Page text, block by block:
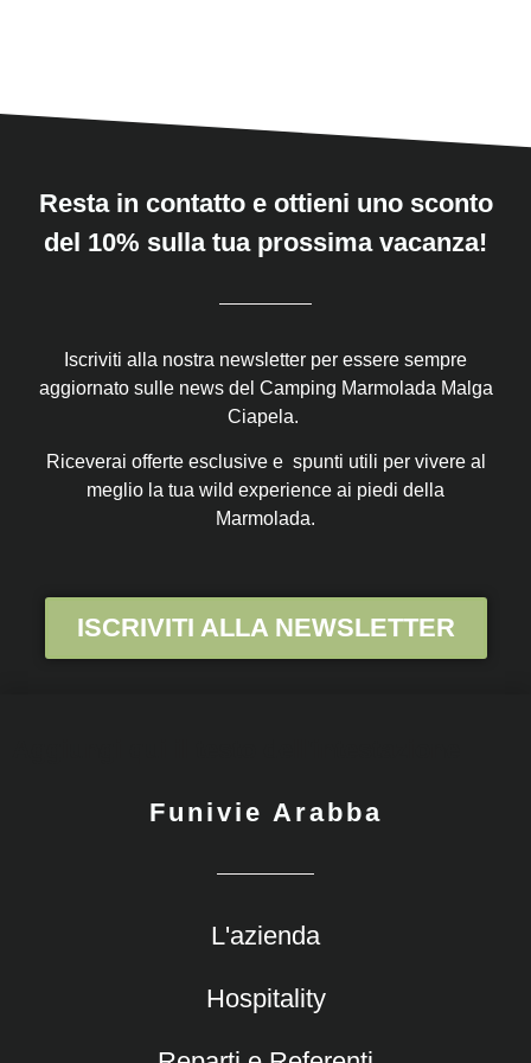
Resta in contatto e ottieni uno sconto
del 10% sulla tua prossima vacanza!
Iscriviti alla nostra newsletter per essere sempre
aggiornato sulle news del Camping Marmolada Malga
Ciapela.
Riceverai offerte esclusive e spunti utili per vivere al
meglio la tua wild experience ai piedi della
Marmolada.
ISCRIVITI ALLA NEWSLETTER
Funivie Arabba
L'azienda
Hospitality